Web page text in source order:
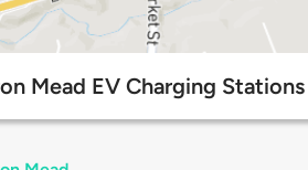
Mead EV Charging Stations